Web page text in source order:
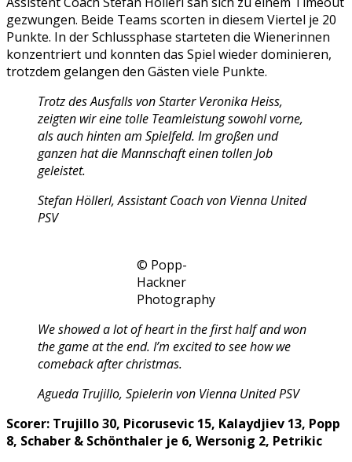
gezwungen. Beide Teams scorten in diesem Viertel je 20
Punkte. In der Schlussphase starteten die Wienerinnen
konzentriert und konnten das Spiel wieder dominieren,
trotzdem gelangen den Gästen viele Punkte.
Trotz des Ausfalls von Starter Veronika Heiss,
zeigten wir eine tolle Teamleistung sowohl vorne,
als auch hinten am Spielfeld. Im großen und
ganzen hat die Mannschaft einen tollen Job
geleistet.
Stefan Höllerl, Assistant Coach von Vienna United
PSV
© Popp-
Hackner
Photography
We showed a lot of heart in the first half and won
the game at the end. I’m excited to see how we
comeback after christmas.
Agueda Trujillo, Spielerin von Vienna United PSV
Scorer: Trujillo 30, Picorusevic 15, Kalaydjiev 13, Popp
8, Schaber & Schönthaler je 6, Wersonig 2, Petrikic